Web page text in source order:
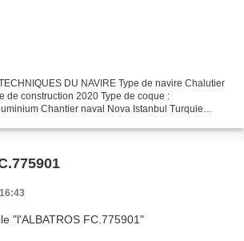
DU NAVIRE Type de navire Chalutier
de construction 2020 Type de coque :
Chantier naval Nova Istanbul Turquie
FC.775901